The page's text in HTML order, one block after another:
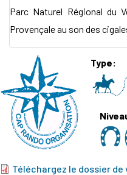
Parc Naturel Régional du
Provençale au son des
Type
Téléchargez le dossier de